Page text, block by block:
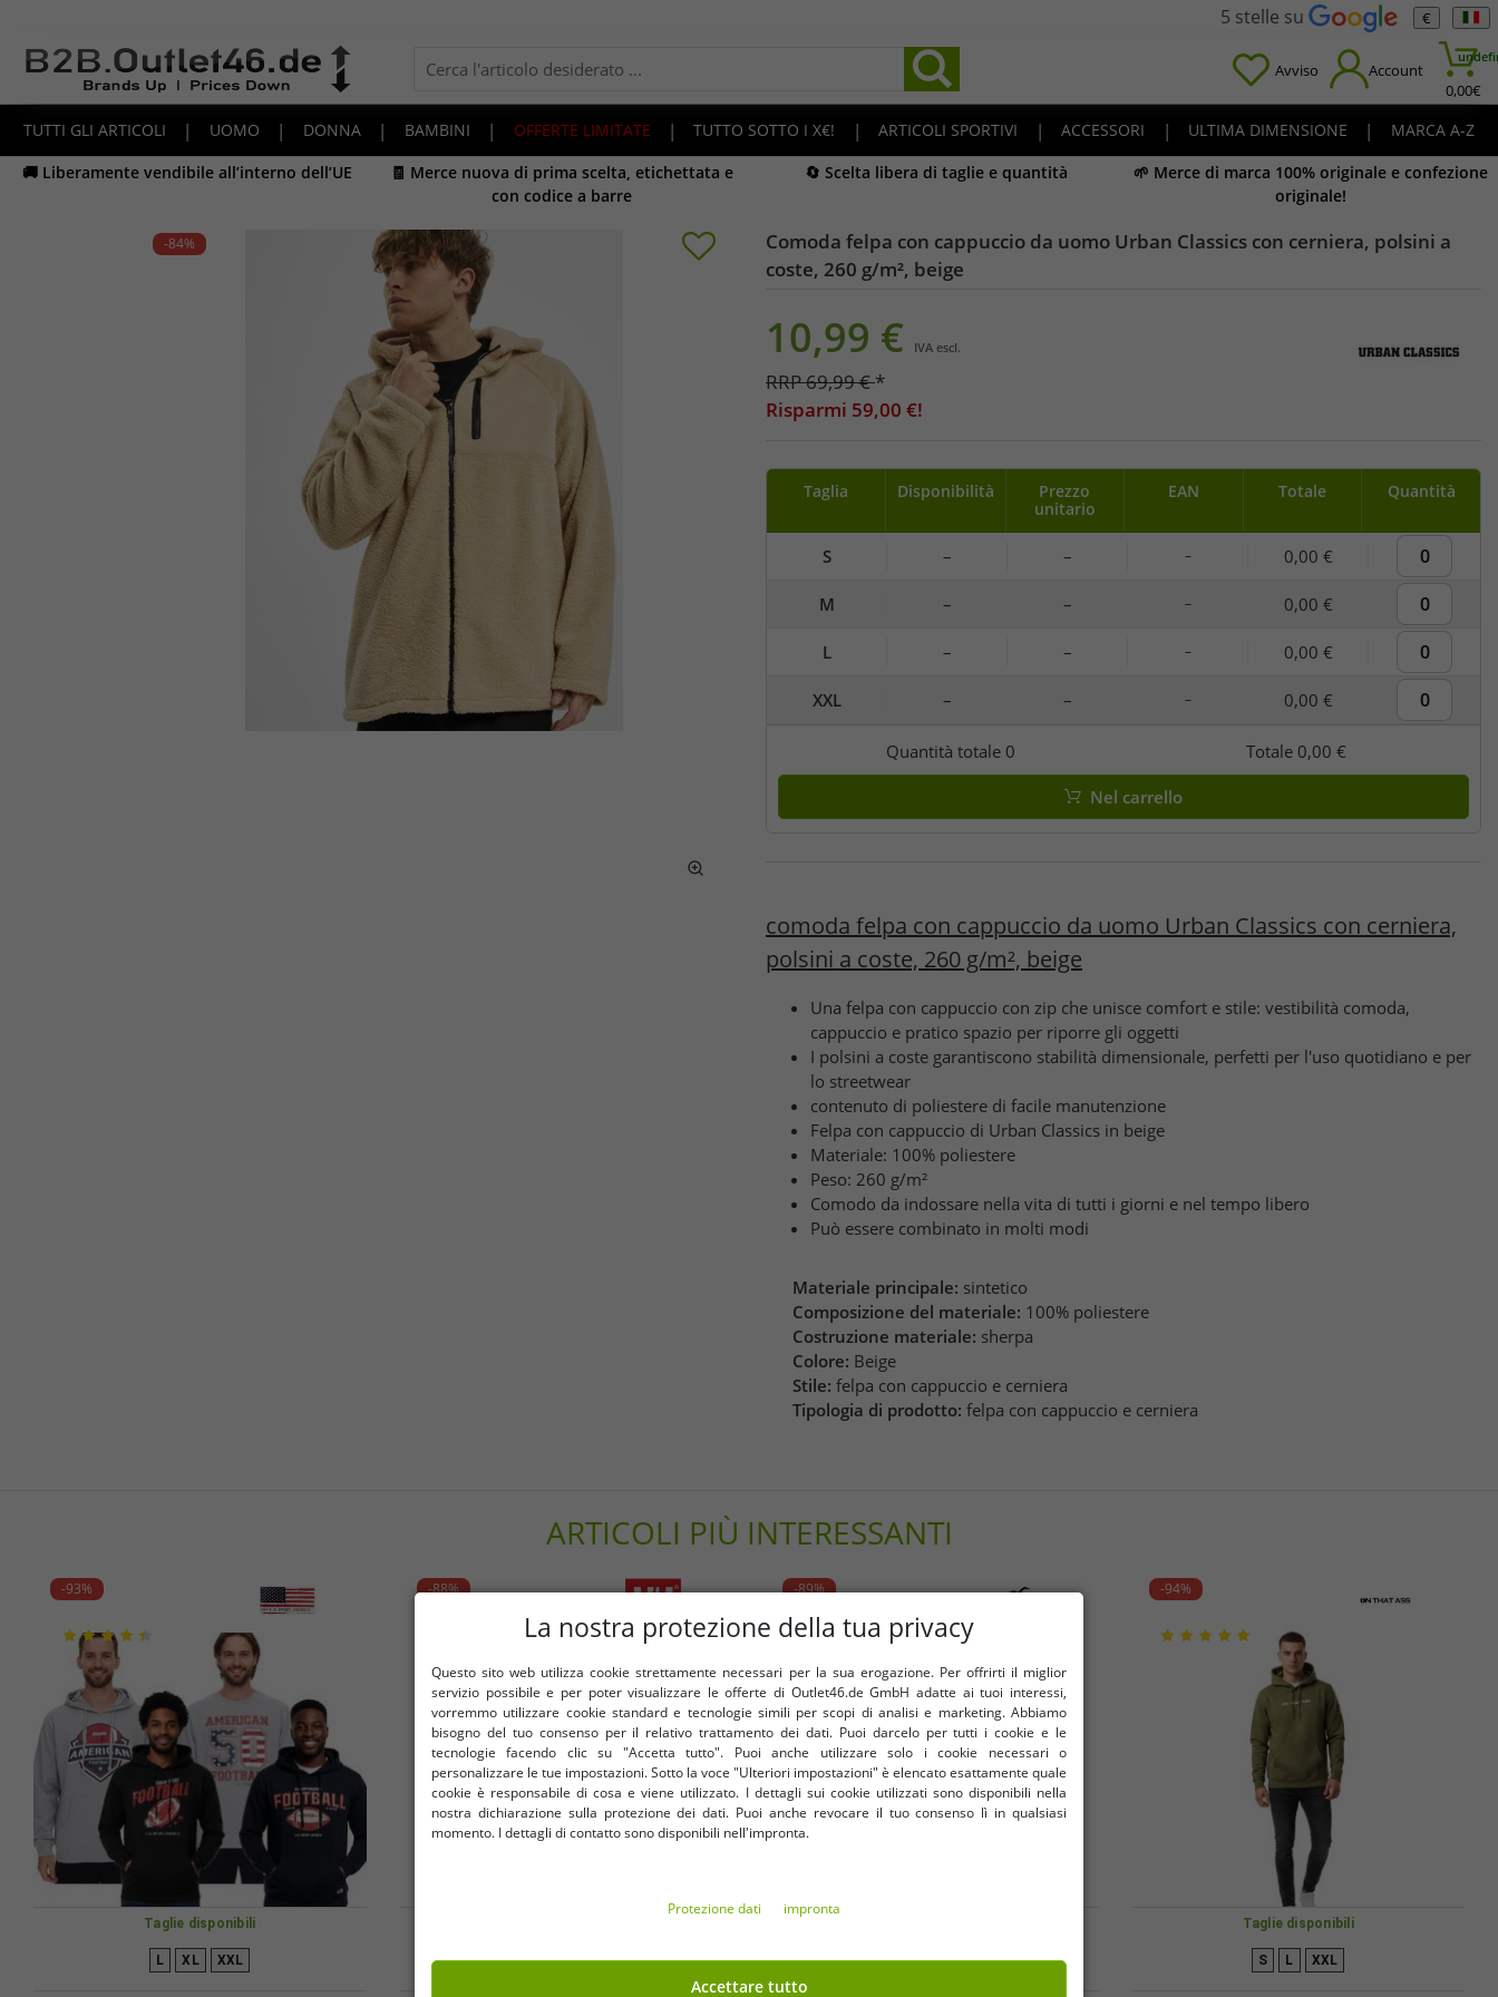
5 stelle su €
Avviso Account
0,00€
TUTTI GLI ARTICOLI | UOMO | DONNA | BAMBINI | OFFERTE LIMITATE | TUTTO SOTTO I X€! | ARTICOLI SPORTIVI | ACCESSORI | ULTIMA DIMENSIONE |
MARCA A-Z
🚚 Liberamente vendibile all’interno dell’UE
🧾 Merce nuova di prima scelta, etichettata e
con codice a barre
🔄 Scelta libera di taglie e quantità
🌱 Merce di marca 100% originale e confezione
originale!
-84%
Comoda felpa con cappuccio da uomo Urban Classics con cerniera, polsini a
coste, 260 g/m², beige
10,99 € IVA escl.
RRP69,99€*
Risparmi 59,00 €!
Taglia Disponibilità
Prezzo
unitario
EAN Totale Quantità
S – – – 0,00 €
M – – – 0,00 €
L – – – 0,00 €
XXL – – – 0,00 €
Quantità totale 0 Totale 0,00 €
Nel carrello
comoda felpa con cappuccio da uomo Urban Classics con cerniera,
polsini a coste, 260 g/m², beige
Una felpa con cappuccio con zip che unisce comfort e stile: vestibilità comoda,
cappuccio e pratico spazio per riporre gli oggetti
I polsini a coste garantiscono stabilità dimensionale, perfetti per l'uso quotidiano e per
lo streetwear
contenuto di poliestere di facile manutenzione
Felpa con cappuccio di Urban Classics in beige
Materiale: 100% poliestere
Peso: 260 g/m²
Comodo da indossare nella vita di tutti i giorni e nel tempo libero
Può essere combinato in molti modi
Materiale principale: sintetico
Composizione del materiale: 100% poliestere
Costruzione materiale: sherpa
Colore: Beige
Stile: felpa con cappuccio e cerniera
Tipologia di prodotto: felpa con cappuccio e cerniera
ARTICOLI PIÙ INTERESSANTI
-93%
Taglie disponibili
L XL XXL
-88%
XL XXL
-89%
XS S L
-94%
Taglie disponibili
S L XXL
La nostra protezione della tua privacy
Questo sito web utilizza cookie strettamente necessari per la sua erogazione. Per offrirti il ​​miglior
servizio possibile e per poter visualizzare le offerte di Outlet46.de GmbH adatte ai tuoi interessi,
vorremmo utilizzare cookie standard e tecnologie simili per scopi di analisi e marketing. Abbiamo
bisogno del tuo consenso per il relativo trattamento dei dati. Puoi darcelo per tutti i cookie e le
tecnologie facendo clic su "Accetta tutto". Puoi anche utilizzare solo i cookie necessari o
personalizzare le tue impostazioni. Sotto la voce "Ulteriori impostazioni" è elencato esattamente quale
cookie è responsabile di cosa e viene utilizzato. I dettagli sui cookie utilizzati sono disponibili nella
nostra dichiarazione sulla protezione dei dati. Puoi anche revocare il tuo consenso lì in qualsiasi
momento. I dettagli di contatto sono disponibili nell'impronta.
Protezione dati impronta
Accettare tutto